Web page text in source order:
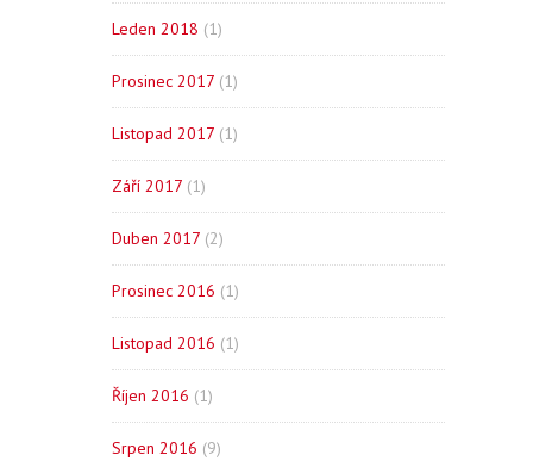
Leden 2018 (1)
Prosinec 2017 (1)
Listopad 2017 (1)
Září 2017 (1)
Duben 2017 (2)
Prosinec 2016 (1)
Listopad 2016 (1)
Říjen 2016 (1)
Srpen 2016 (9)